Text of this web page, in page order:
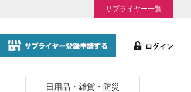
サプライヤー一覧
日用品・雑貨・防災